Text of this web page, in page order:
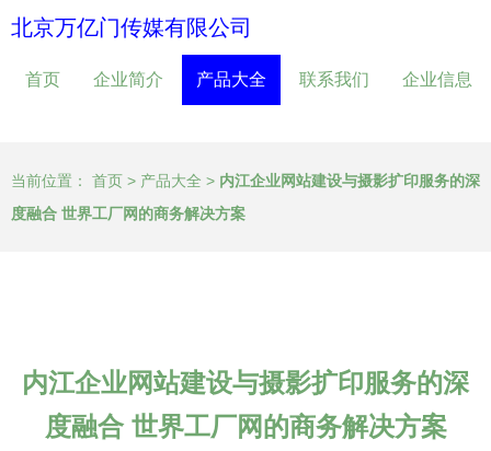
北京万亿门传媒有限公司
首页 企业简介 产品大全 联系我们 企业信息
当前位置： 首页 > 产品大全 > 内江企业网站建设与摄影扩印服务的深
度融合 世界工厂网的商务解决方案
内江企业网站建设与摄影扩印服务的深
度融合 世界工厂网的商务解决方案